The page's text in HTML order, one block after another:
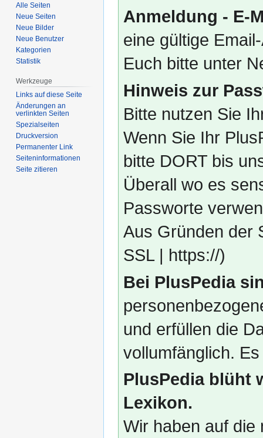
Anmeldung - E-
eine gültige
Euch bitte unter
Hinweis zur
Bitte nutzen Sie
Wenn Sie Ihr
bitte DORT bis
Überall wo es
Passworte
Aus Gründen der
SSL | https://)
Bei PlusPedia
und erfüllen die
vollumfänglich.
PlusPedia blüht
Lexikon.
Wir haben auf die
Alle Seiten
Neue Seiten
Neue Bilder
Neue Benutzer
Kategorien
Statistik
Werkzeuge
Links auf diese Seite
Änderungen an
verlinkten Seiten
Spezialseiten
Druckversion
Permanenter Link
Seiten­­informationen
Seite zitieren